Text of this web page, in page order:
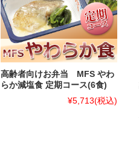
高齢者向けお弁当 MFS やわ
らか減塩食 定期コース(6食)
¥5,713(税込)